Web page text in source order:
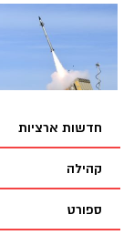
חדשות ארציות
קהילה
ספורט